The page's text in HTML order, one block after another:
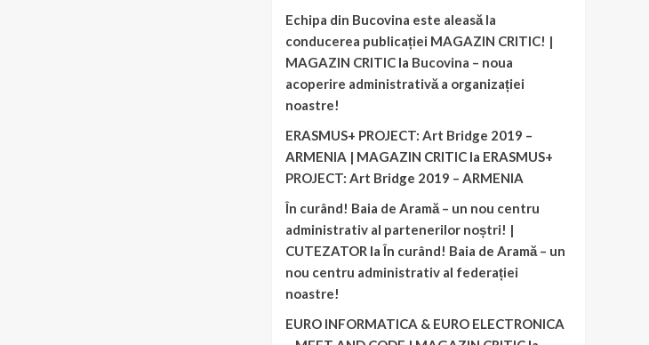
Echipa din Bucovina este aleasă la
conducerea publicației MAGAZIN CRITIC! |
MAGAZIN CRITICla Bucovina – noua
acoperire administrativă a organizației
noastre!
ERASMUS+ PROJECT: Art Bridge 2019 –
ARMENIA | MAGAZIN CRITICla ERASMUS+
PROJECT: Art Bridge 2019 – ARMENIA
În curând! Baia de Aramă – un nou centru
administrativ al partenerilor noștri! |
CUTEZATOR laÎn curând! Baia de Aramă – un
nou centru administrativ al federației
noastre!
EURO INFORMATICA & EURO ELECTRONICA